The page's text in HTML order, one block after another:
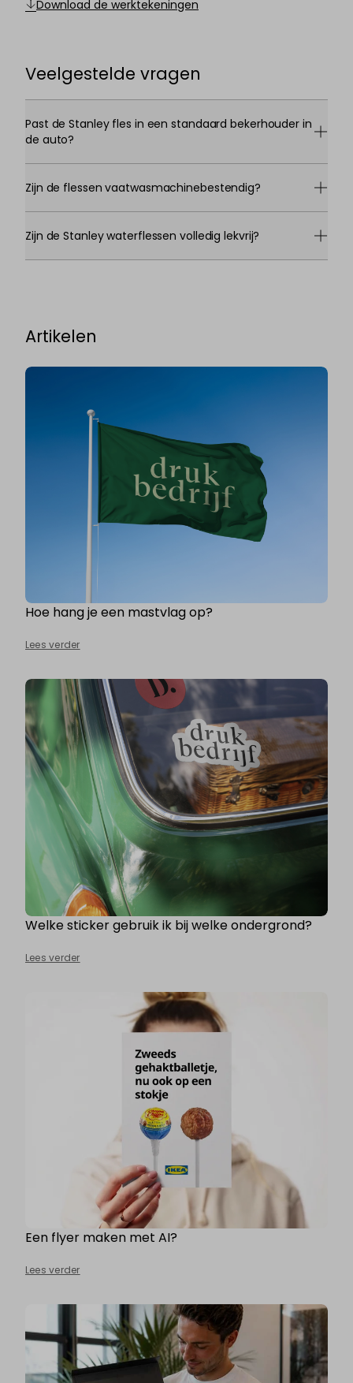
Download de werktekeningen
Veelgestelde vragen
Past de Stanley fles in een standaard bekerhouder in
de auto?
Zijn de flessen vaatwasmachinebestendig?
Zijn de Stanley waterflessen volledig lekvrij?
Artikelen
Hoe hang je een mastvlag op?
Lees verder
Welke sticker gebruik ik bij welke ondergrond?
Lees verder
Een flyer maken met AI?
Lees verder